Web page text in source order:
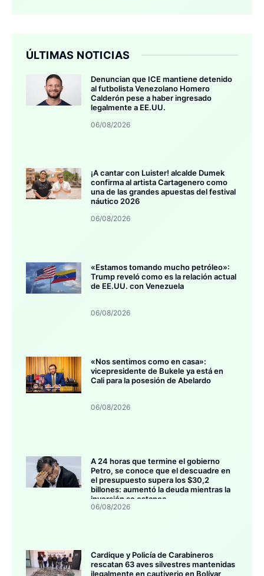
ÚLTIMAS NOTICIAS
Denuncian que ICE mantiene detenido
al futbolista Venezolano Homero
Calderón pese a haber ingresado
legalmente a EE.UU.
06/08/2026
¡A cantar con Luister! alcalde Dumek
confirma al artista Cartagenero como
una de las grandes apuestas del festival
náutico 2026
06/08/2026
«Estamos tomando mucho petróleo»:
Trump reveló como es la relación actual
de EE.UU. con Venezuela
06/08/2026
«Nos sentimos como en casa»:
vicepresidente de Bukele ya está en
Cali para la posesión de Abelardo
06/08/2026
A 24 horas que termine el gobierno
Petro, se conoce que el descuadre en
el presupuesto supera los $30,2
billones: aumentó la deuda mientras la
inversión se estanca
06/08/2026
Cardique y Policía de Carabineros
rescatan 63 aves silvestres mantenidas
ilegalmente en cautiverio en Bolívar